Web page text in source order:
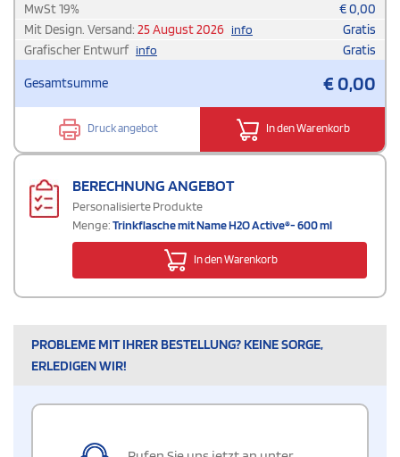
MwSt19% €0,00
Mit Design. Versand: 25 August 2026 info
Gratis
Grafischer Entwurf info Gratis
Gesamtsumme €0,00
Druck angebot In den Warenkorb
BERECHNUNG ANGEBOT
Personalisierte Produkte
Menge:Trinkflasche mit Name H2O Active®- 600 ml
In den Warenkorb
PROBLEME MIT IHRER BESTELLUNG? KEINE SORGE,
ERLEDIGEN WIR!